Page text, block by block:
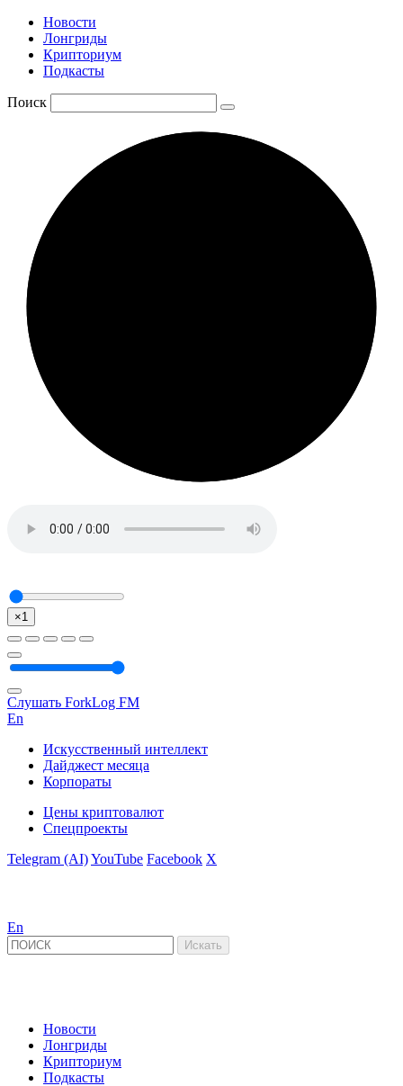
Новости
Лонгриды
Крипториум
Подкасты
Поиск
×1
Слушать ForkLog FM
En
Искусственный интеллект
Дайджест месяца
Корпораты
Цены криптовалют
Спецпроекты
Telegram (AI)YouTube Facebook X
En
Новости
Лонгриды
Крипториум
Подкасты